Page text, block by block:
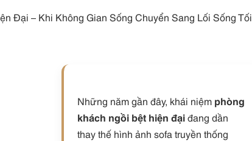
Đại – Khi Không Gian Sống Chuyển Sang Lối Sống Tối
Những năm gần đây, khái niệm phòng
khách ngồi bệt hiện đạiđang dần
thay thế hình ảnh sofa truyền thống